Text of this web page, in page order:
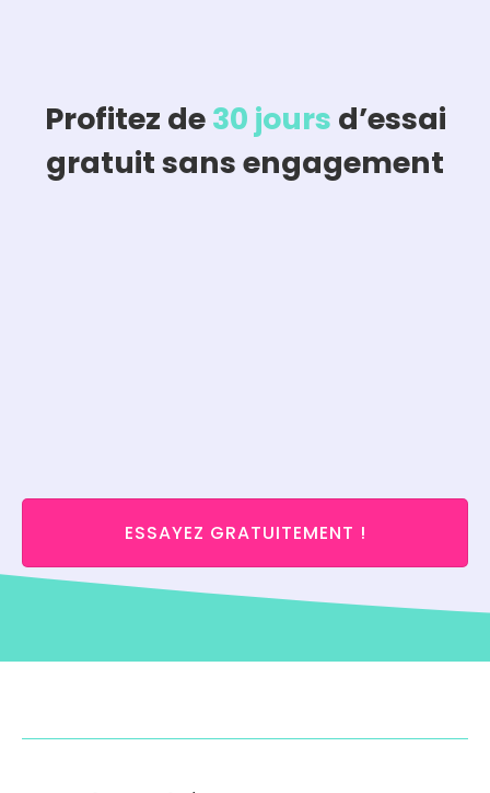
Profitez de30 jours d’essai
gratuit sans engagement
ESSAYEZ GRATUITEMENT !